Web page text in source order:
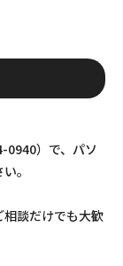
0940）で、パソ
。
相談だけでも大歓